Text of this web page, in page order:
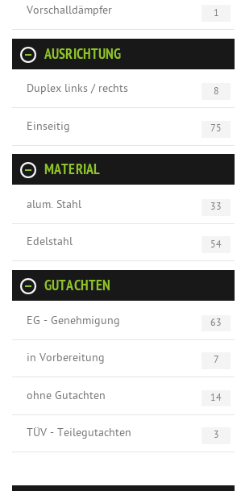
Vorschalldämpfer 1
AUSRICHTUNG
Duplex links / rechts 8
Einseitig 75
MATERIAL
alum. Stahl 33
Edelstahl 54
GUTACHTEN
EG - Genehmigung 63
in Vorbereitung 7
ohne Gutachten 14
TÜV - Teilegutachten 3